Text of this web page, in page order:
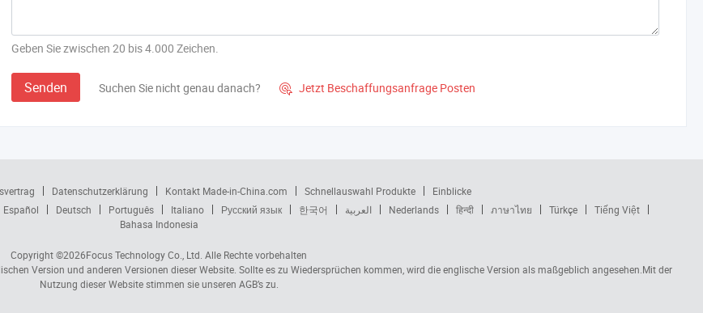
Geben Sie zwischen 20 bis 4.000 Zeichen.
Senden Suchen Sie nicht genau danach?  Jetzt Beschaffungsanfrage Posten
Datenschutzerklärung Kontakt Made-in-China.com Schnellauswahl Produkte
Einblicke
Español Deutsch Português Italiano Русский язык 한국어 العربية Nederlands हिन्दी ภาษาไทย Türkçe
Tiếng Việt
Bahasa Indonesia
Copyright ©2026Focus Technology Co., Ltd. Alle Rechte vorbehalten
Version und anderen Versionen dieser Website. Sollte es zu Wiedersprüchen kommen, wird die englische Version als maßgeblich angesehen.Mit der
Nutzung dieser Website stimmen sie unseren AGB’s zu.